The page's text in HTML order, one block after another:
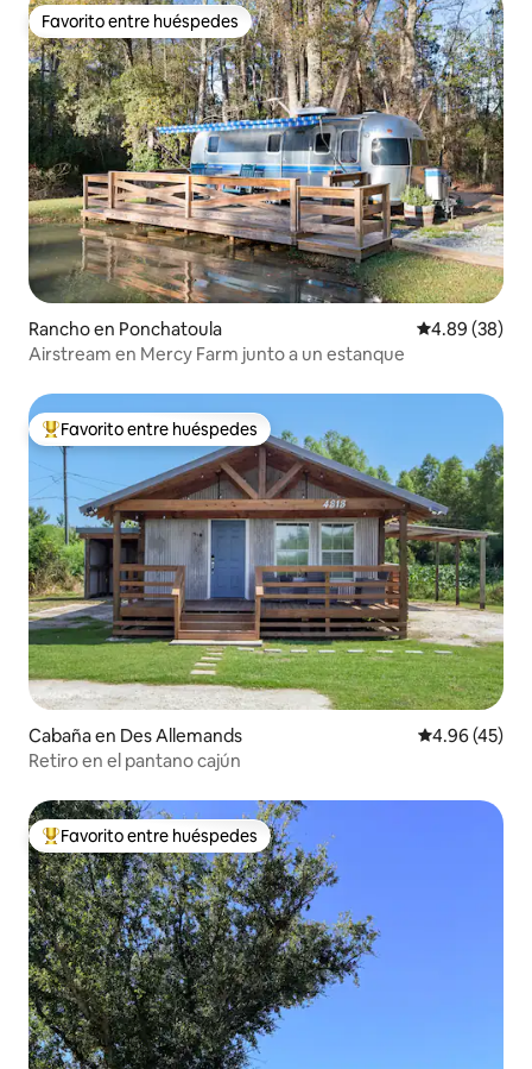
Favorito entre huéspedes
Favorito entre huéspedes
Rancho en Ponchatoula Calificación
4.89 (38)
Airstream en Mercy Farm junto a un estanque
Favorito entre huéspedes preferido
Favorito entre huéspedes
Cabaña en Des Allemands Calificación
4.96 (45)
Retiro en el pantano cajún
Favorito entre huéspedes preferido
Favorito entre huéspedes